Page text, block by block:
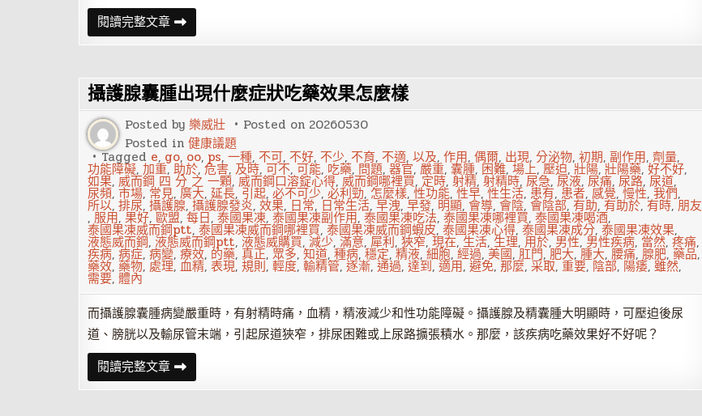
閱讀完整文章急
性
攝
發
炎
有
哪
些
診
斷
要
點
攝護腺囊腫出現什麼症狀吃藥效果怎麼樣
Posted by 樂威壯 Posted on 20260530
Posted in 健康議題
Tagged e, go, oo, ps, 一種, 不可, 不好, 不少, 不育, 不適, 以及, 作用, 偶爾, 出現, 分泌物, 初期, 副作用, 劑量,
功能障礙, 加重,助於,危害, 及時,可不,可能,吃藥,問題,器官, 嚴重,囊腫,困難, 場上,壓迫,壯陽,壯陽藥,好不好,
如果, 威而鋼 四 分 之 一顆,威而鋼口溶錠心得,威而鋼哪裡買,定時, 射精,射精時,尿急,尿液,尿痛,尿路,尿道,
尿頻, 市場,常見,廣大, 延長,引起,必不可少,必利勁,怎麼樣,性功能,性早,性生活,患有,患者,感覺,慢性,我們,
所以, 排尿, 攝護腺,攝護腺發炎, 效果, 日常, 日常生活,早洩,早發,明顯, 會導, 會陰, 會陰部,有助,有助於, 有時,朋友
,服用,果好,歐盟,每日,泰國果凍,泰國果凍副作用,泰國果凍吃法,泰國果凍哪裡買,泰國果凍喝酒,
泰國果凍威而鋼ptt,泰國果凍威而鋼哪裡買,泰國果凍威而鋼蝦皮, 泰國果凍心得,泰國果凍成分,泰國果凍效果,
液態威而鋼,液態威而鋼ptt,液態威購買, 減少,滿意,犀利,狹窄, 現在, 生活,生理,用於,男性,男性疾病, 當然,疼痛,
疾病,病症,病變,療效,的藥, 真正,眾多,知道,種病,穩定,精液,細胞,經過,美國,肛門,肥大,腫大, 腰痛, 腺肥, 藥品,
藥效, 藥物, 處理, 血精, 表現, 規則, 輕度, 輸精管,逐漸,通過,達到,適用, 避免,那麼, 采取,重要,陰部,陽痿,雖然,
需要, 體內
而攝護腺囊腫病變嚴重時，有射精時痛，血精，精液減少和性功能障礙。攝護腺及精囊腫大明顯時，可壓迫後尿
道、膀胱以及輸尿管末端，引起尿道狹窄，排尿困難或上尿路擴張積水。那麼，該疾病吃藥效果好不好呢？
閱讀完整文章攝
護
腺